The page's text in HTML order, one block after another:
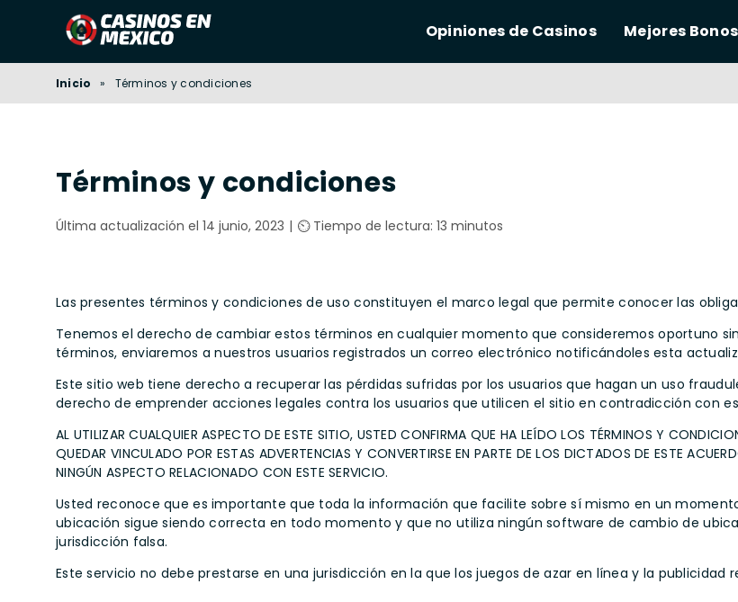
Opiniones de Casinos Mejores Bonos
Inicio » Términos y condiciones
Términos y condiciones
Última actualización el 14 junio, 2023 ⏲️ Tiempo de lectura: 13 minutos
Las presentes términos y condiciones de uso constituyen el marco legal que permite conocer las
Tenemos el derecho de cambiar estos términos en cualquier momento que consideremos oportuno
términos, enviaremos a nuestros usuarios registrados un correo electrónico notificándoles esta
Este sitio web tiene derecho a recuperar las pérdidas sufridas por los usuarios que hagan un uso
derecho de emprender acciones legales contra los usuarios que utilicen el sitio en contradicción con
AL UTILIZAR CUALQUIER ASPECTO DE ESTE SITIO, USTED CONFIRMA QUE HA LEÍDO LOS TÉRMINOS Y
QUEDAR VINCULADO POR ESTAS ADVERTENCIAS Y CONVERTIRSE EN PARTE DE LOS DICTADOS DE ESTE
NINGÚN ASPECTO RELACIONADO CON ESTE SERVICIO.
Usted reconoce que es importante que toda la información que facilite sobre sí mismo en un
ubicación sigue siendo correcta en todo momento y que no utiliza ningún software de cambio de
jurisdicción falsa.
Este servicio no debe prestarse en una jurisdicción en la que los juegos de azar en línea y la publicidad